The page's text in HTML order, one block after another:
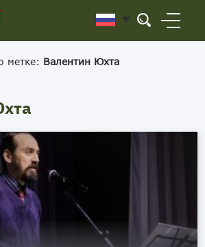
метке: Валентин Юхта